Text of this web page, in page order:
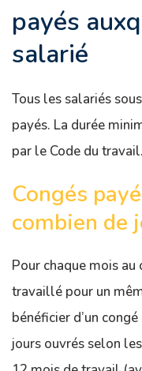
payés
salarié
Tous les salariés
payés. La durée
par le Code du travail.
Congés
combien de
Pour chaque mois
travaillé pour un
bénéficier d’un
jours ouvrés selon